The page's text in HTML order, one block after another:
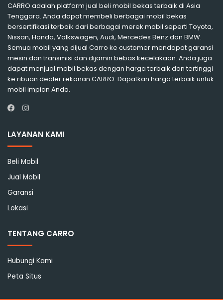
CARRO adalah platform jual beli mobil bekas terbaik di Asia
Tenggara. Anda dapat membeli berbagai mobil bekas
bersertifikasi terbaik dari berbagai merek mobil seperti Toyota,
Nissan, Honda, Volkswagen, Audi, Mercedes Benz dan BMW.
Semua mobil yang dijual Carro ke customer mendapat garansi
mesin dan transmisi dan dijamin bebas kecelakaan. Anda juga
dapat menjual mobil bekas dengan harga terbaik dan tertinggi
ke ribuan dealer rekanan CARRO. Dapatkan harga terbaik untuk
mobil impian Anda.
Instagram
LAYANAN KAMI
Beli Mobil
Jual Mobil
Garansi
Lokasi
TENTANG CARRO
Hubungi Kami
Peta Situs